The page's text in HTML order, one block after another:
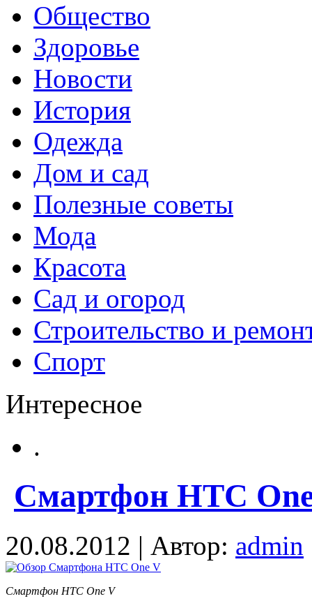
Общество
Здоровье
Новости
История
Одежда
Дом и сад
Полезные советы
Мода
Красота
Сад и огород
Строительство и
Спорт
Интересное
.
Смартфон HTC
20.08.2012 | Автор: admin
Смартфон HTC One V